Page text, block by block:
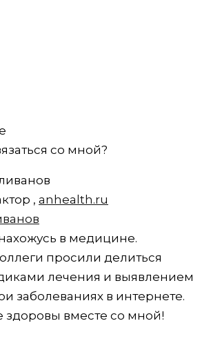
со мной?
, anhealth.ru
в медицине.
просили делиться
лечения и выявлением
заболеваниях в интернете.
здоровы вместе со мной!